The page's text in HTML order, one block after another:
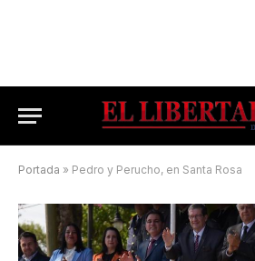
Portada » Pedro y Perucho, en Santa Rosa